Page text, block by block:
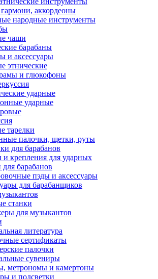
аккордеоны
народные инструменты
чаши
барабаны
и аксессуары
этнические
и глюкофоны
ударные
ударные
тарелки
палочки, щетки, руты
для барабанов
и крепления для ударных
барабанов
пэды и аксессуары
для барабанщиков
станки
для музыкантов
литература
сертификаты
палочки
сувениры
метрономы и камертоны
и подсветки